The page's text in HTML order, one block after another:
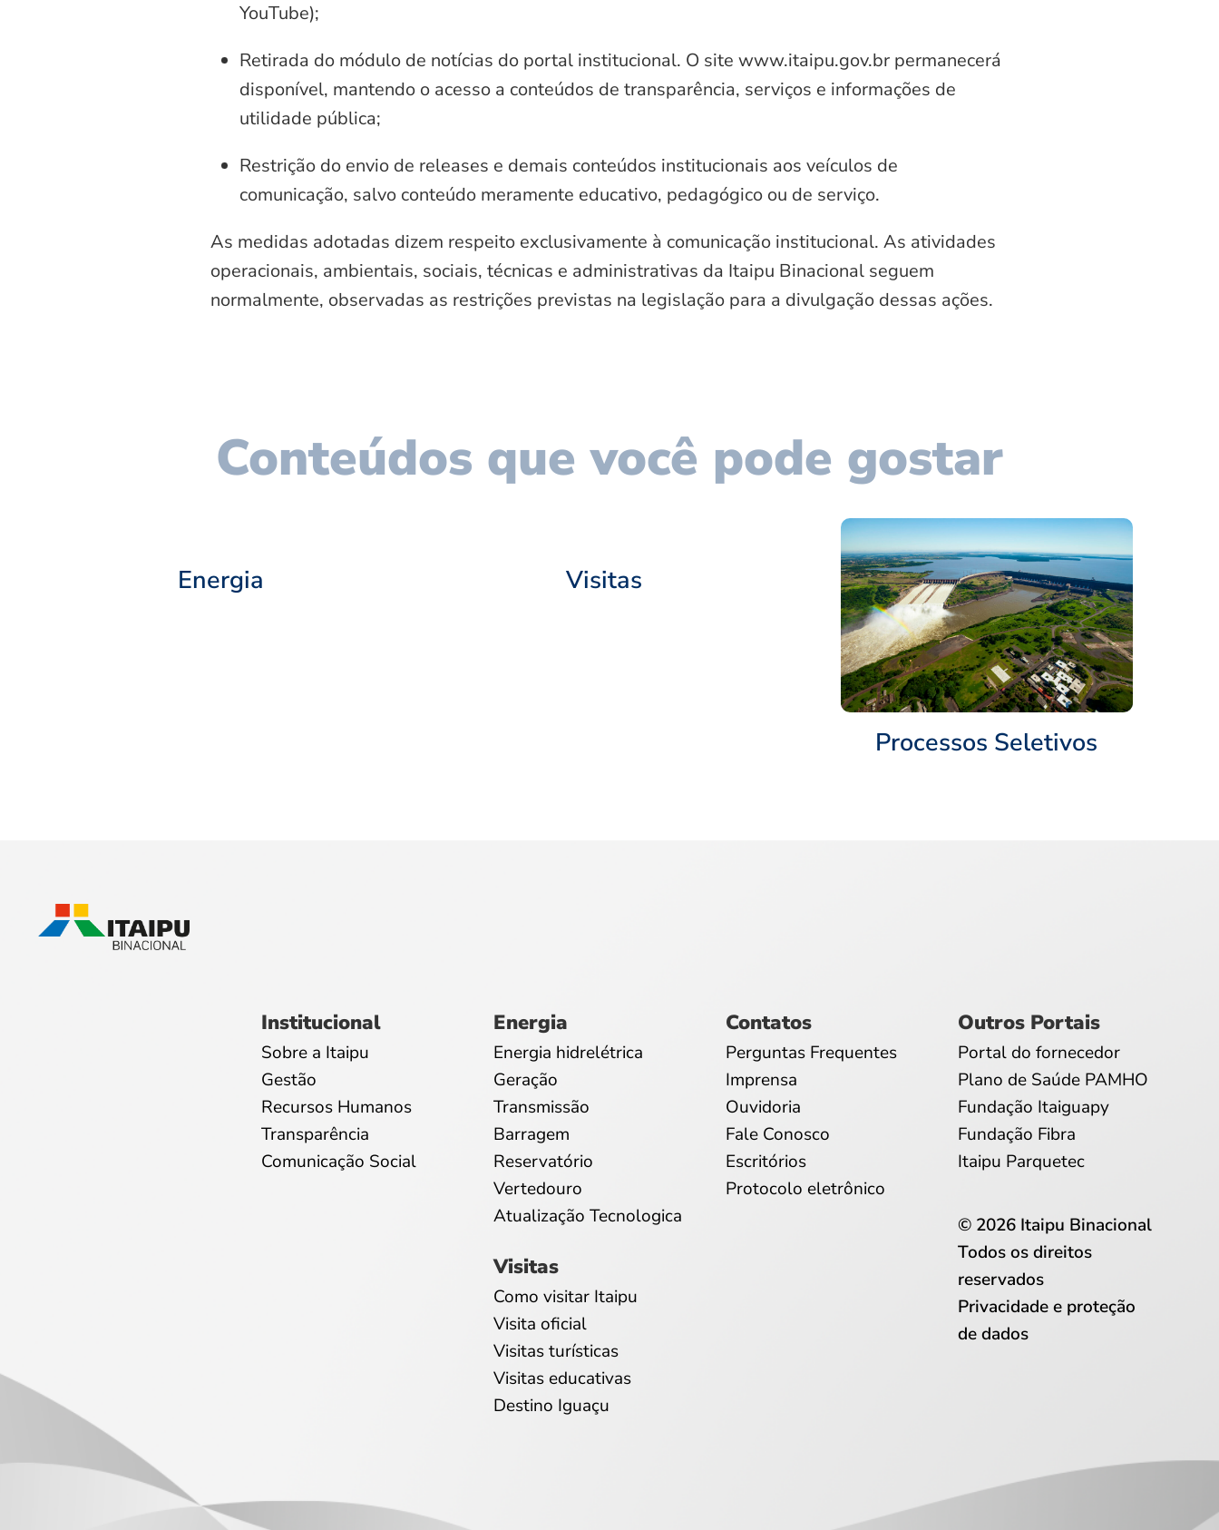
YouTube);
Retirada do módulo de notícias do portal institucional. O site www.itaipu.gov.br permanecerá
disponível, mantendo o acesso a conteúdos de transparência, serviços e informações de
utilidade pública;
Restrição do envio de releases e demais conteúdos institucionais aos veículos de
comunicação, salvo conteúdo meramente educativo, pedagógico ou de serviço.
As medidas adotadas dizem respeito exclusivamente à comunicação institucional. As atividades
operacionais, ambientais, sociais, técnicas e administrativas da Itaipu Binacional seguem
normalmente, observadas as restrições previstas na legislação para a divulgação dessas ações.
Conteúdos que você pode gostar
Energia Visitas
Processos Seletivos
Institucional
Sobre a Itaipu
Gestão
Recursos Humanos
Transparência
Comunicação Social
Energia
Energia hidrelétrica
Geração
Transmissão
Barragem
Reservatório
Vertedouro
Atualização Tecnologica
Visitas
Como visitar Itaipu
Visita oficial
Visitas turísticas
Visitas educativas
Destino Iguaçu
Contatos
Perguntas Frequentes
Imprensa
Ouvidoria
Fale Conosco
Escritórios
Protocolo eletrônico
Outros Portais
Portal do fornecedor
Plano de Saúde PAMHO
Fundação Itaiguapy
Fundação Fibra
Itaipu Parquetec
© 2026 Itaipu Binacional
Todos os direitos
reservados
Privacidade e proteção
de dados